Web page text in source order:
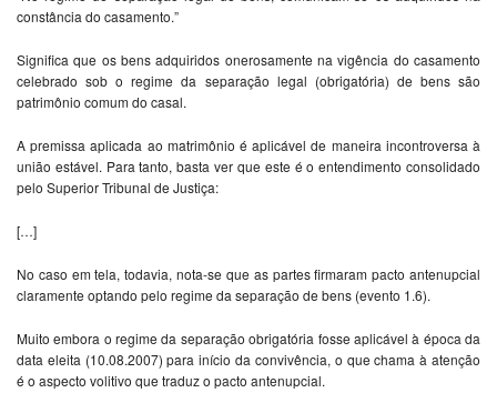
constância do casamento.”
Significa que os bens adquiridos onerosamente na vigência do casamento
celebrado sob o regime da separação legal (obrigatória) de bens são
patrimônio comum do casal.
A premissa aplicada ao matrimônio é aplicável de maneira incontroversa à
união estável. Para tanto, basta ver que este é o entendimento consolidado
pelo Superior Tribunal de Justiça:
[…]
No caso em tela, todavia, nota-se que as partes firmaram pacto antenupcial
claramente optando pelo regime da separação de bens (evento 1.6).
Muito embora o regime da separação obrigatória fosse aplicável à época da
data eleita (10.08.2007) para início da convivência, o que chama à atenção
é o aspecto volitivo que traduz o pacto antenupcial.